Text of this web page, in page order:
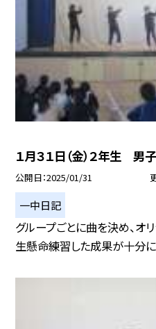
１月３１日（金）２年生 男
公開日 2025/01/31
一中日記
グループごとに曲を決め、オ
生懸命練習した成果が十分